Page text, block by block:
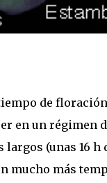
de
en un régimen
(unas 16 h
más